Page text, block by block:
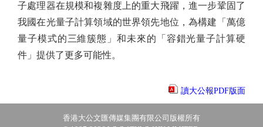
子處理器在規模和複雜度上的重大飛躍，進一步鞏固了
我國在光量子計算領域的世界領先地位，為構建「萬億
量子模式的三維簇態」和未來的「容錯光量子計算硬
件」提供了更多可能性。
讀大公報PDF版面
香港大公文匯傳媒集團有限公司版權所有